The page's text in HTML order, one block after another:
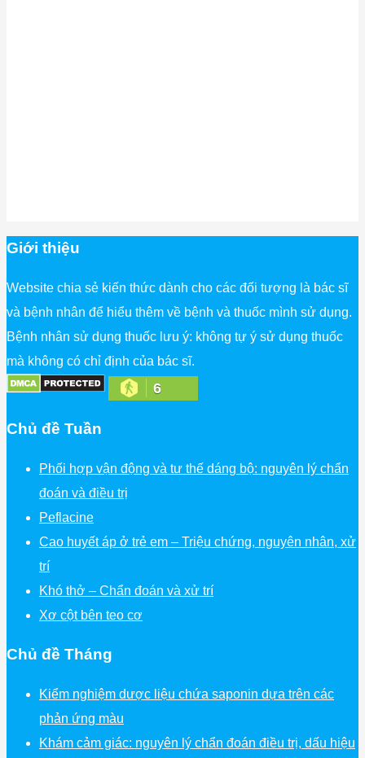
Giới thiệu
Website chia sẻ kiến thức dành cho các đối tượng là bác sĩ
và bệnh nhân để hiểu thêm về bệnh và thuốc mình sử dụng.
Bệnh nhân sử dụng thuốc lưu ý: không tự ý sử dụng thuốc
mà không có chỉ định của bác sĩ.
6
Chủ đề Tuần
Phối hợp vận động và tư thế dáng bộ: nguyên lý chẩn
đoán và điều trị
Peflacine
Cao huyết áp ở trẻ em – Triệu chứng, nguyên nhân, xử
trí
Khó thở – Chẩn đoán và xử trí
Xơ cột bên teo cơ
Chủ đề Tháng
Kiểm nghiệm dược liệu chứa saponin dựa trên các
phản ứng màu
Khám cảm giác: nguyên lý chẩn đoán điều trị, dấu hiệu